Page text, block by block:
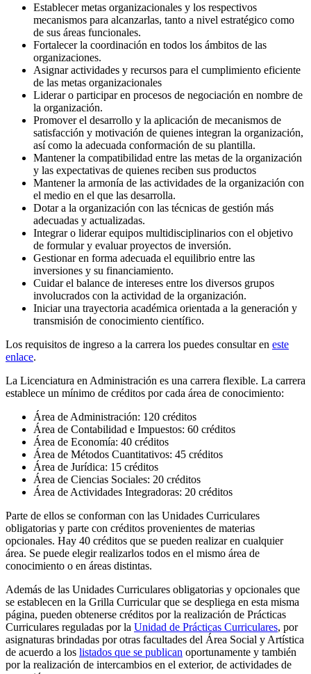
Establecer metas organizacionales y los respectivos
mecanismos para alcanzarlas, tanto a nivel estratégico como
de sus áreas funcionales.
Fortalecer la coordinación en todos los ámbitos de las
organizaciones.
Asignar actividades y recursos para el cumplimiento eficiente
de las metas organizacionales
Liderar o participar en procesos de negociación en nombre de
la organización.
Promover el desarrollo y la aplicación de mecanismos de
satisfacción y motivación de quienes integran la organización,
así como la adecuada conformación de su plantilla.
Mantener la compatibilidad entre las metas de la organización
y las expectativas de quienes reciben sus productos
Mantener la armonía de las actividades de la organización con
el medio en el que las desarrolla.
Dotar a la organización con las técnicas de gestión más
adecuadas y actualizadas.
Integrar o liderar equipos multidisciplinarios con el objetivo
de formular y evaluar proyectos de inversión.
Gestionar en forma adecuada el equilibrio entre las
inversiones y su financiamiento.
Cuidar el balance de intereses entre los diversos grupos
involucrados con la actividad de la organización.
Iniciar una trayectoria académica orientada a la generación y
transmisión de conocimiento científico.
Los requisitos de ingreso a la carrera los puedes consultar en este
enlace.
La Licenciatura en Administración es una carrera flexible. La carrera
establece un mínimo de créditos por cada área de conocimiento:
Área de Administración: 120 créditos
Área de Contabilidad e Impuestos: 60 créditos
Área de Economía: 40 créditos
Área de Métodos Cuantitativos: 45 créditos
Área de Jurídica: 15 créditos
Área de Ciencias Sociales: 20 créditos
Área de Actividades Integradoras: 20 créditos
Parte de ellos se conforman con las Unidades Curriculares
obligatorias y parte con créditos provenientes de materias
opcionales. Hay 40 créditos que se pueden realizar en cualquier
área. Se puede elegir realizarlos todos en el mismo área de
conocimiento o en áreas distintas.
Además de las Unidades Curriculares obligatorias y opcionales que
se establecen en la Grilla Curricular que se despliega en esta misma
página, pueden obtenerse créditos por la realización de Prácticas
Curriculares reguladas por la Unidad de Prácticas Curriculares, por
asignaturas brindadas por otras facultades del Área Social y Artística
de acuerdo a los listados que se publican oportunamente y también
por la realización de intercambios en el exterior, de actividades de